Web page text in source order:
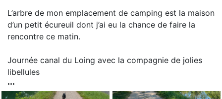
L’arbre de mon emplacement de camping est la maison
d’un petit écureuil dont j’ai eu la chance de faire la
rencontre ce matin.
Journée canal du Loing avec la compagnie de jolies
libellules